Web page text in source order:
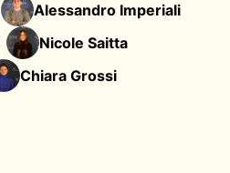
Alessandro Imperiali
Nicole Saitta
Chiara Grossi